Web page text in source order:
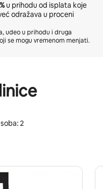
u prihodu od isplata koje
odražava u proceni
udeo u prihodu i druga
se mogu vremenom menjati.
2